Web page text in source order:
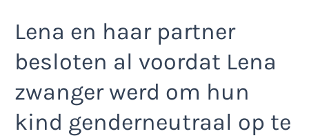
Lena en haar partner
besloten al voordat Lena
zwanger werd om hun
kind genderneutraal op te